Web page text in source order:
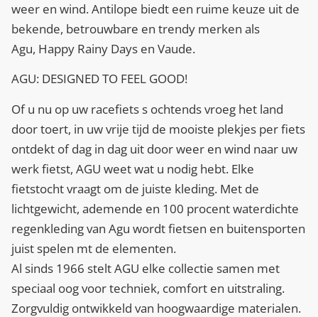
weer en wind. Antilope biedt een ruime keuze uit de
bekende, betrouwbare en trendy merken als
Agu, Happy Rainy Days en Vaude.
AGU: DESIGNED TO FEEL GOOD!
Of u nu op uw racefiets s ochtends vroeg het land
door toert, in uw vrije tijd de mooiste plekjes per fiets
ontdekt of dag in dag uit door weer en wind naar uw
werk fietst, AGU weet wat u nodig hebt. Elke
fietstocht vraagt om de juiste kleding. Met de
lichtgewicht, ademende en 100 procent waterdichte
regenkleding van Agu wordt fietsen en buitensporten
juist spelen mt de elementen.
Al sinds 1966 stelt AGU elke collectie samen met
speciaal oog voor techniek, comfort en uitstraling.
Zorgvuldig ontwikkeld van hoogwaardige materialen.